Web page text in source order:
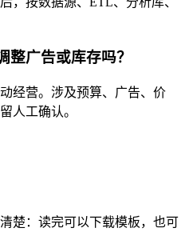
整广告或库存吗？
经营。涉及预算、广告、价
人工确认。
楚：读完可以下载模板，也可